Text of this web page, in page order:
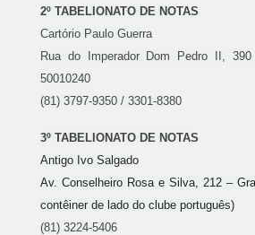
2º TABELIONATO DE NOTAS
Cartório Paulo Guerra
Rua do Imperador Dom Pedro II,
50010240
(81) 3797-9350 / 3301-8380
3º TABELIONATO DE NOTAS
Antigo Ivo Salgado
Av. Conselheiro Rosa e Silva, 212 –
contêiner de lado do clube português)
(81) 3224-5406